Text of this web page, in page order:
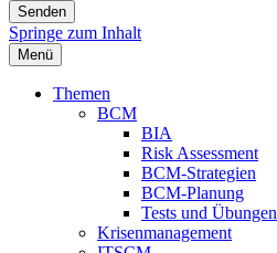
Springe zum Inhalt
Menü
Themen
BCM
BIA
Risk Assessment
BCM-Strategien
BCM-Planung
Tests und Übungen
Krisenmanagement